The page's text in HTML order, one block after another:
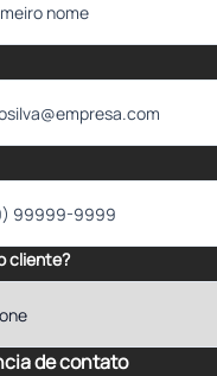
cliente?
de contato